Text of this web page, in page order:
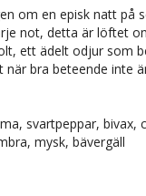
om en episk natt på
not, detta är löftet
ett ädelt odjur som
bra beteende inte
svartpeppar, bivax,
mysk, bävergäll